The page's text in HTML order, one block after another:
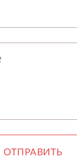
ОТПРАВИТЬ